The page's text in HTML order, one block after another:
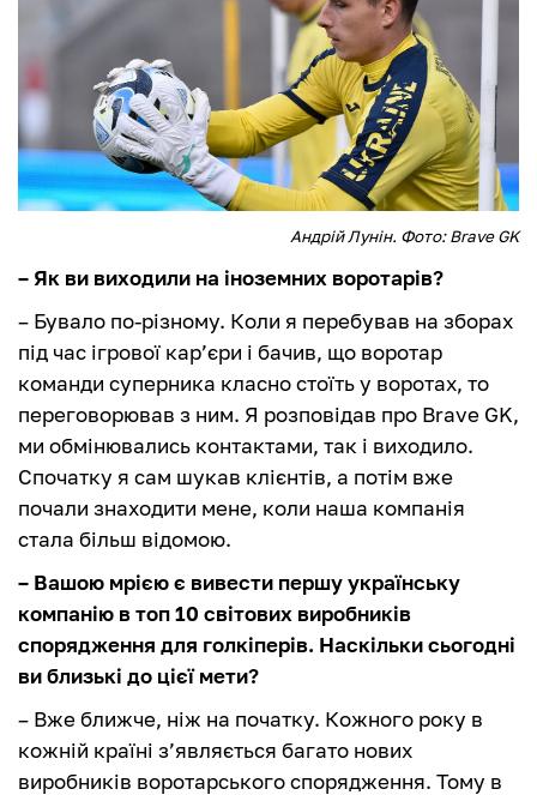
Андрій Лунін. Фото: Brave GK
– Як ви виходили на іноземних воротарів?
– Бувало по-різному. Коли я перебував на зборах
під час ігрової кар’єри і бачив, що воротар
команди суперника класно стоїть у воротах, то
переговорював з ним. Я розповідав про Brave GK,
ми обмінювались контактами, так і виходило.
Спочатку я сам шукав клієнтів, а потім вже
почали знаходити мене, коли наша компанія
стала більш відомою.
– Вашою мрією є вивести першу українську
компанію в топ 10 світових виробників
спорядження для голкіперів. Наскільки сьогодні
ви близькі до цієї мети?
– Вже ближче, ніж на початку. Кожного року в
кожній країні з’являється багато нових
виробників воротарського спорядження. Тому в